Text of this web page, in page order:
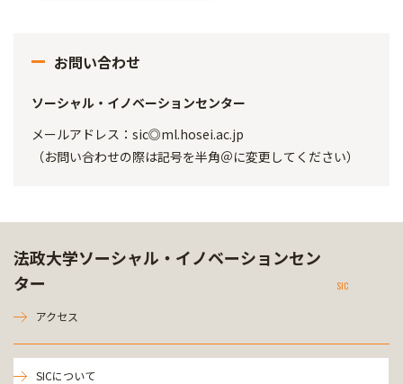
お問い合わせ
ソーシャル・イノベーションセンター
メールアドレス：sic◎ml.hosei.ac.jp
（お問い合わせの際は記号を半角＠に変更してください）
法政大学ソーシャル・イノベーションセン
ター
SIC
アクセス
SICについて